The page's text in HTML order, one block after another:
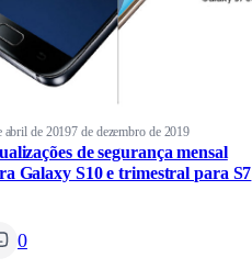
abril de 20197 de dezembro de 2019
de segurança mensal
Galaxy S10 e trimestral para S7
0